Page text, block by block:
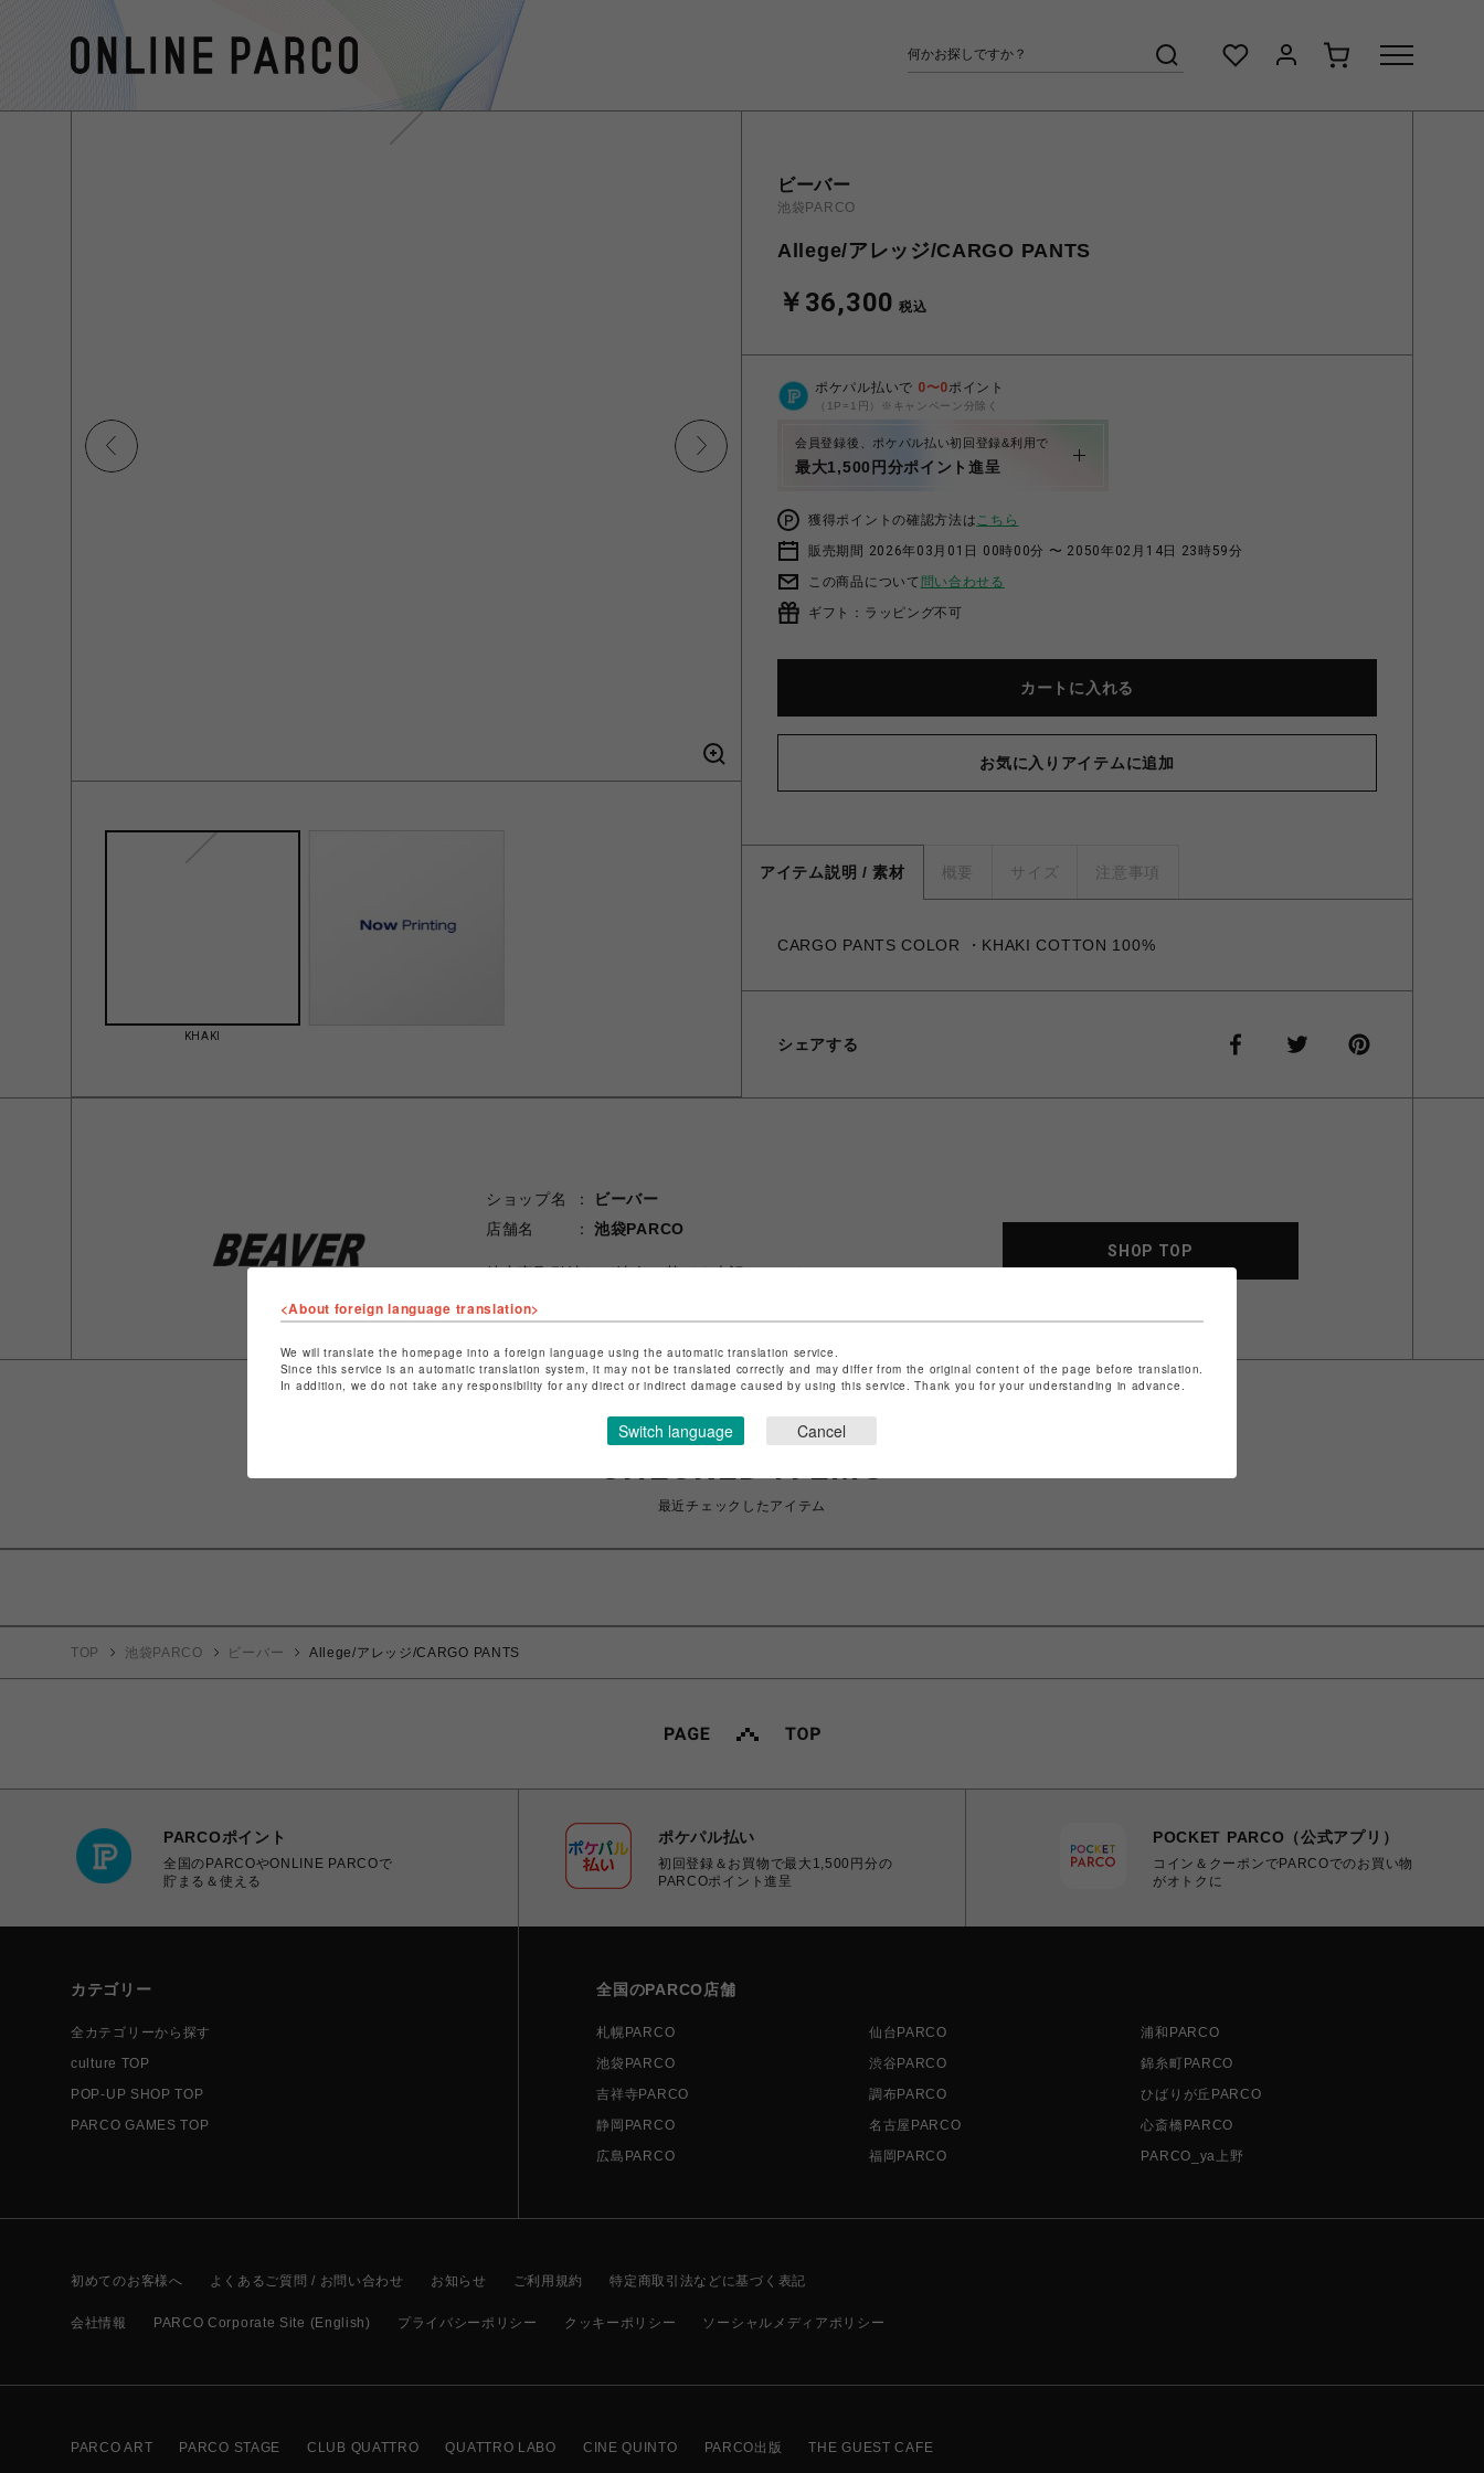
KHAKI
ビーバー
池袋PARCO
Allege/アレッジ/CARGO PANTS
￥36,300 税込
ポケパル払いで 0〜0ポイント
（1P=1円）※キャンペーン分除く
会員登録後、ポケパル払い初回登録&利用で
最大1,500円分ポイント進呈
獲得ポイントの確認方法はこちら
販売期間 2026年03月01日 00時00分 〜 2050年02月14日 23時59分
この商品について 問い合わせる
ギフト：ラッピング不可
カートに入れる
お気に入りアイテムに追加
アイテム説明 / 素材 概要 サイズ 注意事項
CARGO PANTS COLOR ・KHAKI COTTON 100%
シェアする
ショップ名
ビーバー
店舗名
池袋PARCO
特定商取引法など法令に基づく表記はこちら
ショップお問い合わせは
SHOP TOP
CHECKED ITEMS
最近チェックしたアイテム
TOP 池袋PARCO ビーバー Allege/アレッジ/CARGO PANTS
PARCOポイント
全国のPARCOやONLINE PARCOで
貯まる＆使える
ポケパル払い
初回登録＆お買物で最大1,500円分の
PARCOポイント進呈
POCKET PARCO（公式アプリ）
コイン＆クーポンでPARCOでのお買い物
がオトクに
カテゴリー
全カテゴリーから探す
culture TOP
POP-UP SHOP TOP
PARCO GAMES TOP
全国のPARCO店舗
札幌PARCO 仙台PARCO
浦和PARCO
池袋PARCO
渋谷PARCO
錦糸町PARCO
吉祥寺PARCO
調布PARCO
ひばりが丘PARCO
静岡PARCO
名古屋PARCO
心斎橋PARCO
広島PARCO
福岡PARCO PARCO_ya上野
初めてのお客様へ よくあるご質問 / お問い合わせ お知らせ ご利用規約 特定商取引法などに基づく表記
会社情報 PARCO Corporate Site (English) プライバシーポリシー クッキーポリシー ソーシャルメディアポリシー
PARCO ART PARCO STAGE CLUB QUATTRO QUATTRO LABO CINE QUINTO PARCO出版 THE GUEST CAFE
<About foreign language translation>
We will translate the homepage into a foreign language using the automatic translation service.
Since this service is an automatic translation system, it may not be translated correctly and may differ from the original content of the page before translation.
In addition, we do not take any responsibility for any direct or indirect damage caused by using this service. Thank you for your understanding in advance.
Switch language Cancel